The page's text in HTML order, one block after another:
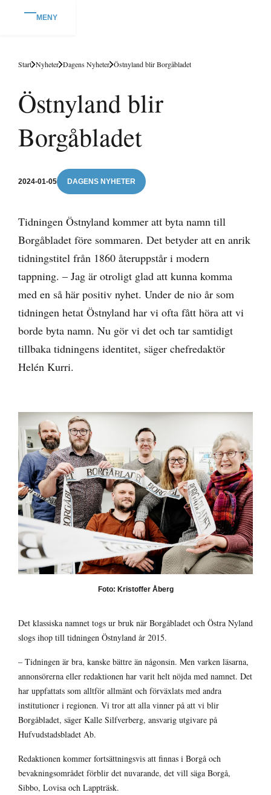
MENY
Start Nyheter Dagens Nyheter Östnyland blir Borgåbladet
Östnyland blir
Borgåbladet
2024-01-05 DAGENS NYHETER
Tidningen Östnyland kommer att byta namn till
Borgåbladet före sommaren. Det betyder att en anrik
tidningstitel från 1860 återuppstår i modern
tappning. – Jag är otroligt glad att kunna komma
med en så här positiv nyhet. Under de nio år som
tidningen hetat Östnyland har vi ofta fått höra att vi
borde byta namn. Nu gör vi det och tar samtidigt
tillbaka tidningens identitet, säger chefredaktör
Helén Kurri.
Foto: Kristoffer Åberg
Det klassiska namnet togs ur bruk när Borgåbladet och Östra Nyland
slogs ihop till tidningen Östnyland år 2015.
– Tidningen är bra, kanske bättre än någonsin. Men varken läsarna,
annonsörerna eller redaktionen har varit helt nöjda med namnet. Det
har uppfattats som alltför allmänt och förväxlats med andra
institutioner i regionen. Vi tror att alla vinner på att vi blir
Borgåbladet, säger Kalle Silfverberg, ansvarig utgivare på
Hufvudstadsbladet Ab.
Redaktionen kommer fortsättningsvis att finnas i Borgå och
bevakningsområdet förblir det nuvarande, det vill säga Borgå,
Sibbo, Lovisa och Lappträsk.